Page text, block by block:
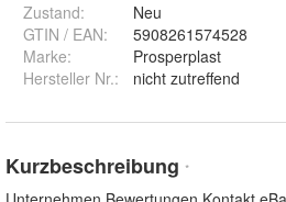
Zustand:
Neu
GTIN / EAN:
5908261574528
Marke:
Prosperplast
Hersteller Nr.:
nicht zutreffend
Kurzbeschreibung *